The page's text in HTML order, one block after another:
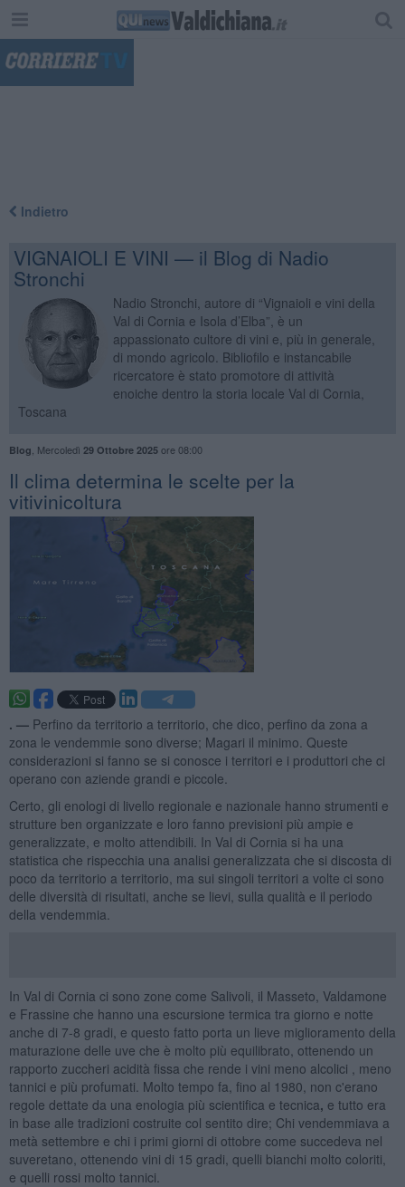
Indietro
VIGNAIOLI E VINI — il Blog di Nadio
Stronchi
Nadio Stronchi, autore di “Vignaioli e vini della
Val di Cornia e Isola d’Elba”, è un
appassionato cultore di vini e, più in generale,
di mondo agricolo. Bibliofilo e instancabile
ricercatore è stato promotore di attività
enoiche dentro la storia locale Val di Cornia,
Toscana
Blog Mercoledì 29 Ottobre 2025ore 08:00
Il clima determina le scelte per la
vitivinicoltura
. — Perfino da territorio a territorio, che dico, perfino da zona a
zona le vendemmie sono diverse; Magari il minimo. Queste
considerazioni si fanno se si conosce i territori e i produttori che ci
operano con aziende grandi e piccole.
Certo, gli enologi di livello regionale e nazionale hanno strumenti e
strutture ben organizzate e loro fanno previsioni più ampie e
generalizzate, e molto attendibili. In Val di Cornia si ha una
statistica che rispecchia una analisi generalizzata che si discosta di
poco da territorio a territorio, ma sui singoli territori a volte ci sono
delle diversità di risultati, anche se lievi, sulla qualità e il periodo
della vendemmia.
In Val di Cornia ci sono zone come Salivoli, il Masseto, Valdamone
e Frassine che hanno una escursione termica tra giorno e notte
anche di 7-8 gradi, e questo fatto porta un lieve miglioramento della
maturazione delle uve che è molto più equilibrato, ottenendo un
rapporto zuccheri acidità fissa che rende i vini meno alcolici , meno
tannici e più profumati. Molto tempo fa, fino al 1980, non c'erano
regole dettate da una enologia più scientifica e tecnica, e tutto era
in base alle tradizioni costruite col sentito dire; Chi vendemmiava a
metà settembre e chi i primi giorni di ottobre come succedeva nel
suveretano, ottenendo vini di 15 gradi, quelli bianchi molto coloriti,
e quelli rossi molto tannici.